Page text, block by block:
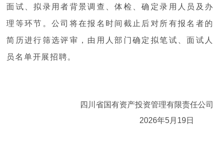
面试、拟录用者背景调查、体检、确定录用人员及办
理等环节。公司将在报名时间截止后对所有报名者的
简历进行筛选评审，由用人部门确定拟笔试、面试人
员名单开展招聘。
四川省国有资产投资管理有限责任公司
2026年5月 19 日